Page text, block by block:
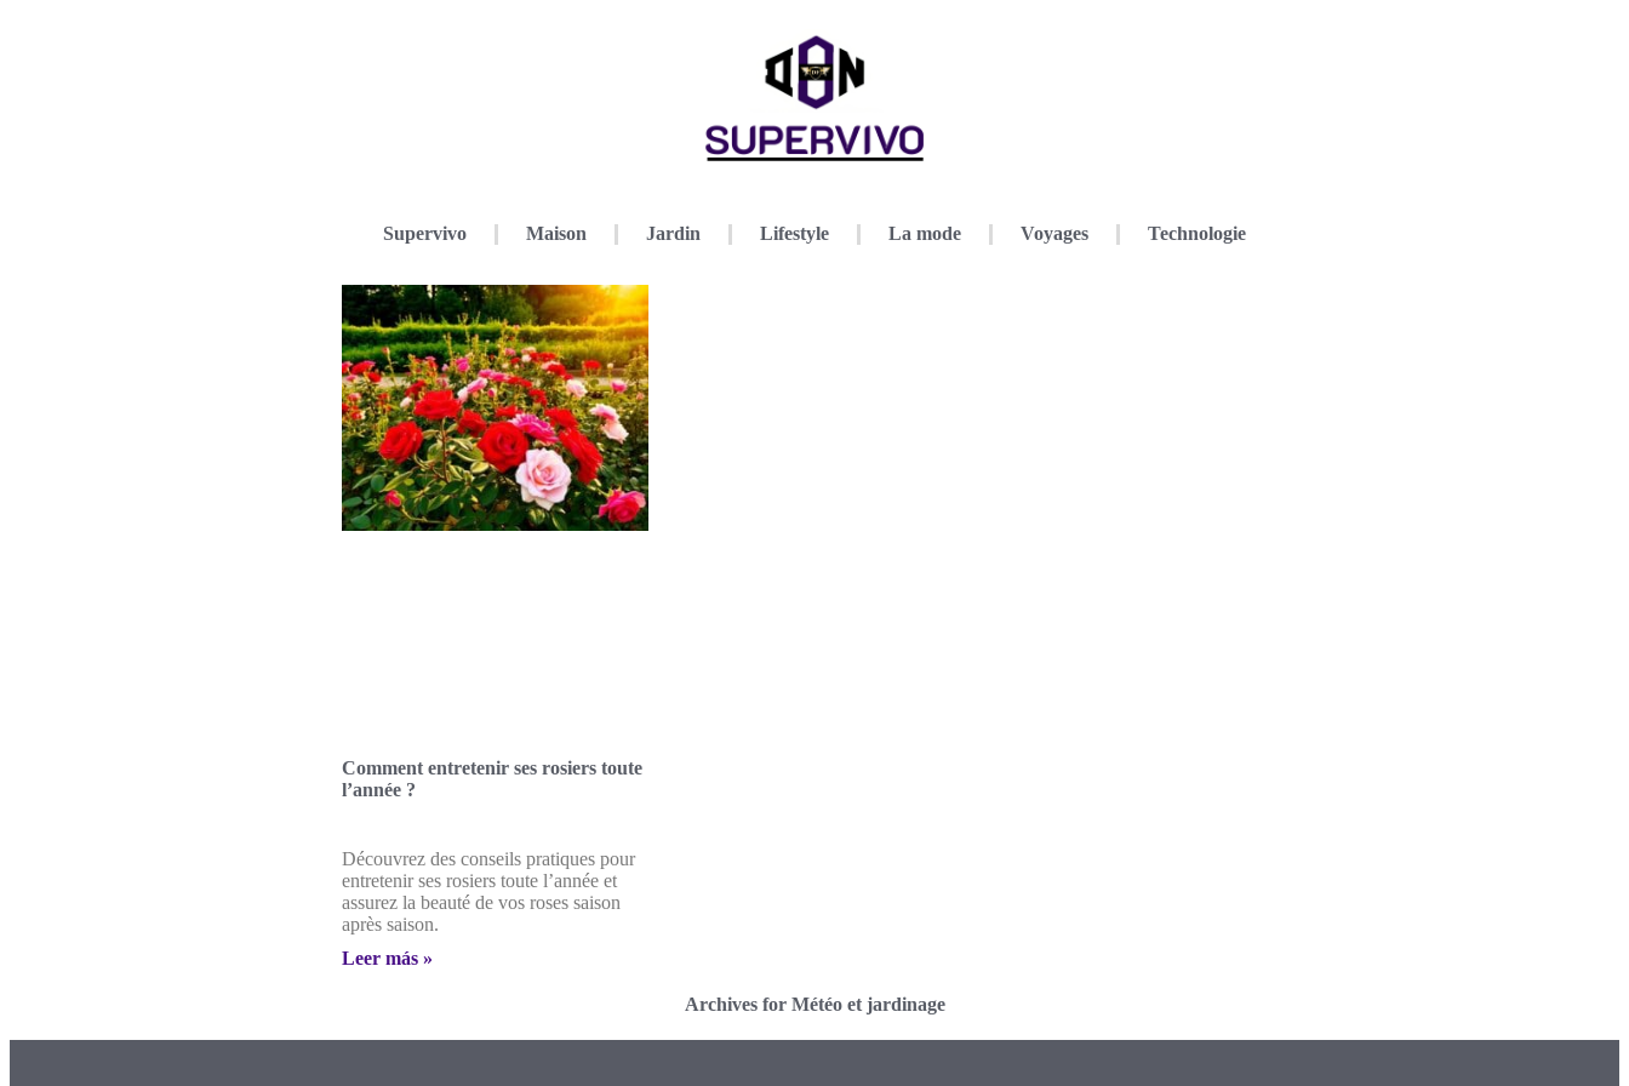
Supervivo Maison Jardin Lifestyle La mode Voyages Technologie
Comment entretenir ses rosiers toute
l’année ?
Découvrez des conseils pratiques pour
entretenir ses rosiers toute l’année et
assurez la beauté de vos roses saison
après saison.
Leer más »
Archives for Météo et jardinage